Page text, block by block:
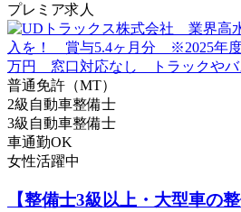
プレミア求人
普通免許（MT）
2級自動車整備士
3級自動車整備士
車通勤OK
女性活躍中
【整備士3級以上・大型車の